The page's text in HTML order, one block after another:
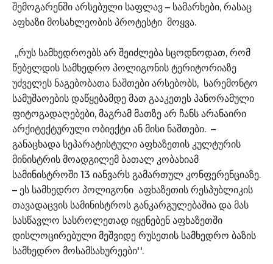
შემოგარენში არსებული საფლავ – სამარხები, რასაც
აფხაზი მოსახლეობის პროტესტი მოყვა.
,,რუს სამხედროებს არ შეიძლება სცოდნოდათ, რომ
წებელდის სამხედრო პოლიგონის ტერიტორიაზე
უძველეს ნაგებობათა ნაშთები არსებობს, სარემონტო
სამუშაოების დაწყებამდე მათ გააკეთეს პანორამული
ფიტოგადაღებები, მაგრამ მათზე არ ჩანს არანაირი
არქიტექტურული ობიექტი ან მისი ნაშთები. –
განაცხადა სეპარატისტული აფხაზეთის კულტურის
მინისტრის მოადგილემ ბათალ კობახიამ
სამინისტროში 13 იანვარს გამართულ კონფერენციაზე.
– ეს სამხედრო პოლიგონი აფხაზეთის რესპუბლიკის
თავადაცვის სამინისტროს განკარგულებაშია და მას
სასწავლო სასროლეთად იყენებენ აფხაზეთში
დისლოცირებული მეშვიდე რუსეთის სამხედრო ბაზის
სამხედრო მოსამსახურეები''.